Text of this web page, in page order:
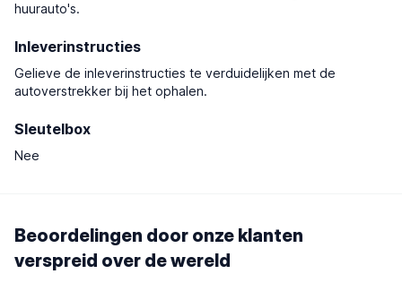
huurauto's.
Inleverinstructies
Gelieve de inleverinstructies te verduidelijken met de
autoverstrekker bij het ophalen.
Sleutelbox
Nee
Beoordelingen door onze klanten
verspreid over de wereld